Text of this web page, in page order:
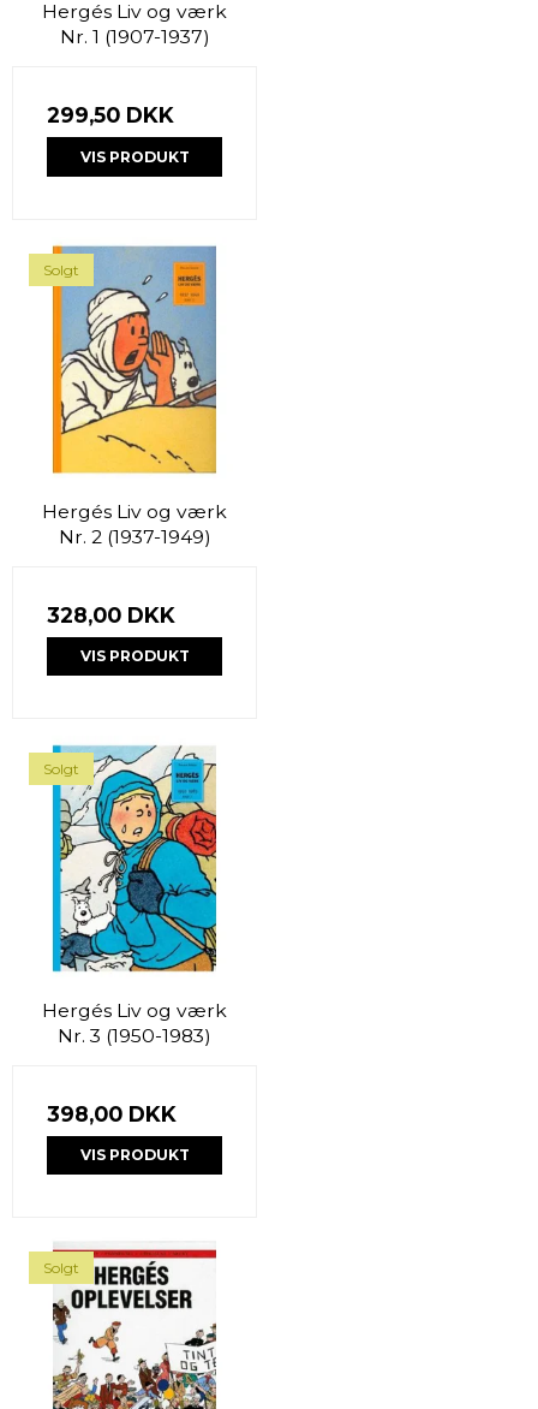
Hergés Liv og værk
Nr. 1 (1907-1937)
299,50 DKK
VIS PRODUKT
Solgt
Hergés Liv og værk
Nr. 2 (1937-1949)
328,00 DKK
VIS PRODUKT
Solgt
Hergés Liv og værk
Nr. 3 (1950-1983)
398,00 DKK
VIS PRODUKT
Solgt